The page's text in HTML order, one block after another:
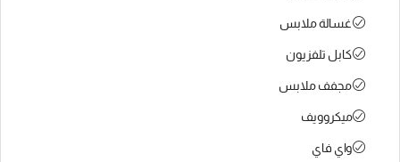
غسالة ملابس
كابل تلفزيون
مجفف ملابس
ميكروويف
واي فاي